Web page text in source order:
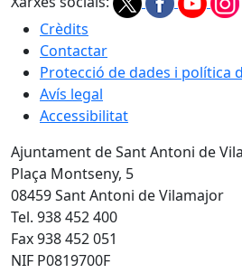
Crèdits
Contactar
Protecció de dades i política
Avís legal
Accessibilitat
Ajuntament de Sant Antoni de
Plaça Montseny, 5
08459 Sant Antoni de Vilamajor
Tel. 938 452 400
Fax 938 452 051
NIF P0819700F